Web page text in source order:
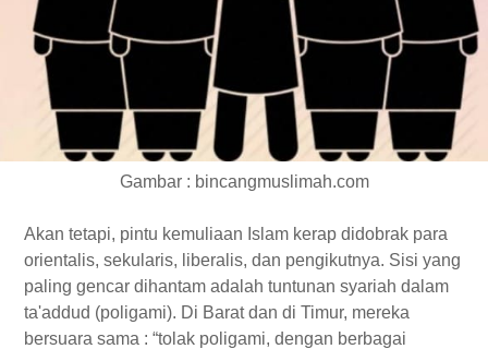
Gambar : bincangmuslimah.com
Akan tetapi, pintu kemuliaan Islam kerap didobrak para
orientalis, sekularis, liberalis, dan pengikutnya. Sisi yang
paling gencar dihantam adalah tuntunan syariah dalam
ta'addud (poligami). Di Barat dan di Timur, mereka
bersuara sama : “tolak poligami, dengan berbagai